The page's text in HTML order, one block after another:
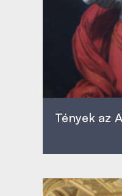
Tények az